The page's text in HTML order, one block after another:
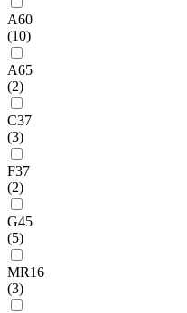
A60
(10)
A65
(2)
C37
(3)
F37
(2)
G45
(5)
MR16
(3)